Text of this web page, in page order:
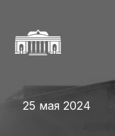
25 мая 2024